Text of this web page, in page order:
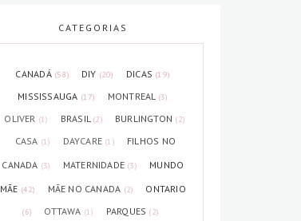
CATEGORIAS
CANADÁ (58) DIY (20) DICAS (19)
MISSISSAUGA (17) MONTREAL (3)
OLIVER (1) BRASIL (2) BURLINGTON (2)
CASA (1) DAYCARE (1)
FILHOS NO
CANADA (3) MATERNIDADE (3)
MUNDO
MÃE (42) MÃE NO CANADA (2) ONTARIO
(6) OTTAWA (1) PARQUES (2)